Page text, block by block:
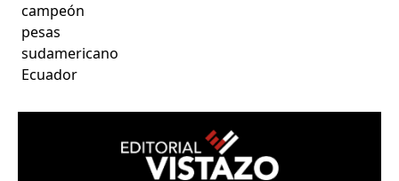
campeón
pesas
sudamericano
Ecuador